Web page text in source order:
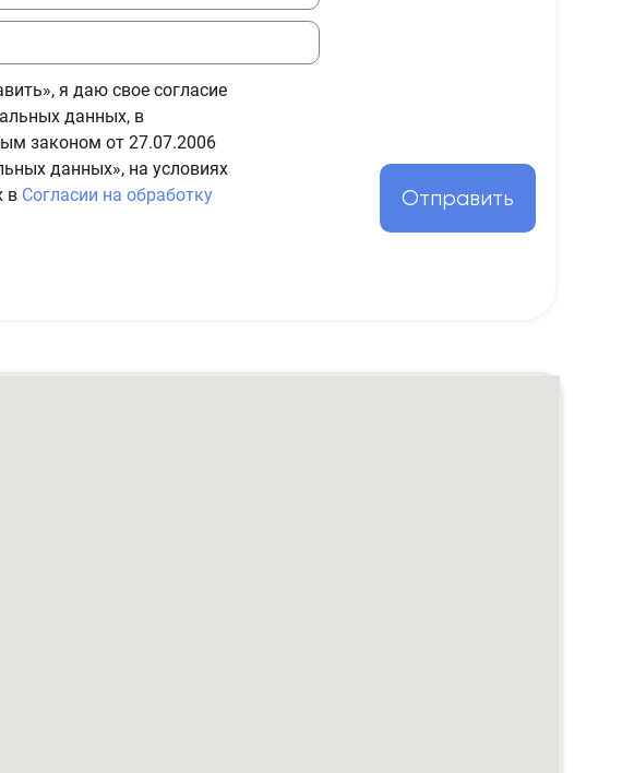
я даю свое согласие
данных, в
законом от 27.07.2006
данных», на условиях
в Согласии на обработку
Отправить